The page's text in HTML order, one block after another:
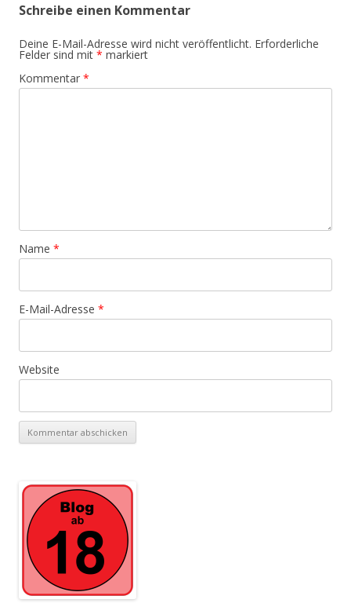
Schreibe einen Kommentar
Deine E-Mail-Adresse wird nicht veröffentlicht. Erforderliche
Felder sind mit * markiert
Kommentar *
Name *
E-Mail-Adresse *
Website